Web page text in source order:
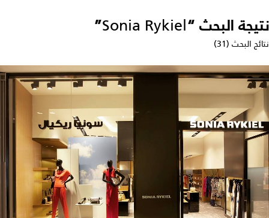
نتيجة البحث “Sonia Rykiel
”
نتائج البحث (31)